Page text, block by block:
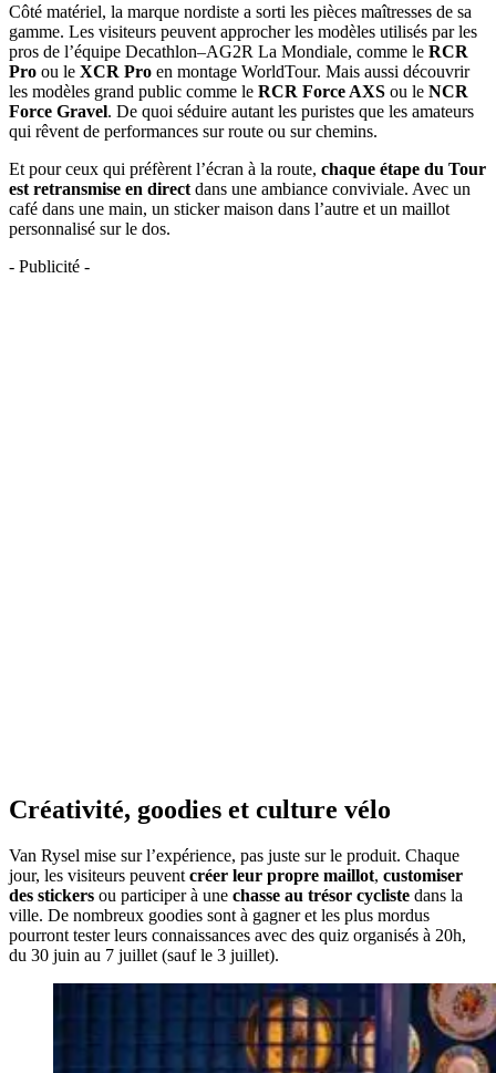
Côté matériel, la marque nordiste a sorti les pièces maîtresses de sa
gamme. Les visiteurs peuvent approcher les modèles utilisés par les
pros de l’équipe Decathlon–AG2R La Mondiale, comme le RCR
Pro ou le XCR Pro en montage WorldTour. Mais aussi découvrir
les modèles grand public comme le RCR Force AXS ou le NCR
Force Gravel. De quoi séduire autant les puristes que les amateurs
qui rêvent de performances sur route ou sur chemins.
Et pour ceux qui préfèrent l’écran à la route, chaque étape du Tour
est retransmise en direct dans une ambiance conviviale. Avec un
café dans une main, un sticker maison dans l’autre et un maillot
personnalisé sur le dos.
- Publicité -
Créativité, goodies et culture vélo
Van Rysel mise sur l’expérience, pas juste sur le produit. Chaque
jour, les visiteurs peuventcréer leur propre maillot, customiser
des stickers ou participer à une chasse au trésor cycliste dans la
ville. De nombreux goodies sont à gagner et les plus mordus
pourront tester leurs connaissances avec des quiz organisés à 20h,
du 30 juin au 7 juillet (sauf le 3 juillet).